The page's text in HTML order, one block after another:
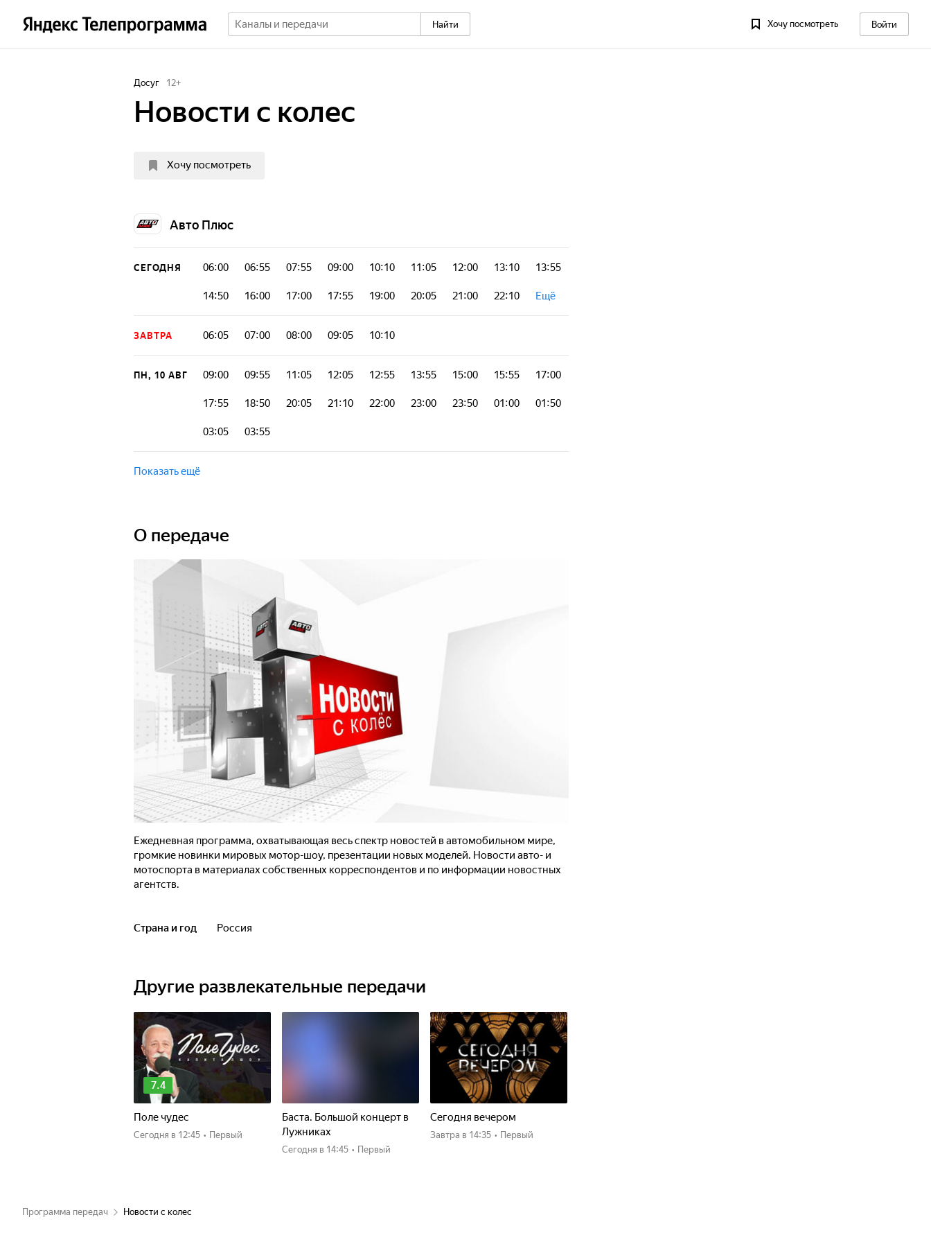
Найти Хочу посмотреть Войти
Досуг 12+
Новости с колес
Хочу посмотреть
Авто Плюс
СЕГОДНЯ 06:00 06:55 07:55 09:00 10:10 11:05 12:00 13:10 13:55
14:50 16:00 17:00 17:55 19:00 20:05 21:00 22:10 Ещё
ЗАВТРА 06:05 07:00 08:00 09:05 10:10
ПН, 10 АВГ 09:00 09:55 11:05 12:05 12:55 13:55 15:00 15:55 17:00
17:55 18:50 20:05 21:10 22:00 23:00 23:50 01:00 01:50
03:05 03:55
Показать ещё
О передаче
Ежедневная программа, охватывающая весь спектр новостей в автомобильном мире,
громкие новинки мировых мотор-шоу, презентации новых моделей. Новости авто- и
мотоспорта в материалах собственных корреспондентов и по информации новостных
агентств.
Страна и год Россия
Другие развлекательные передачи
7.4
Поле чудес
Сегодня в 12:45 • Первый
Баста. Большой концерт в
Лужниках
Сегодня в 14:45 • Первый
Сегодня вечером
Завтра в 14:35 • Первый
Программа передач Новости с колес